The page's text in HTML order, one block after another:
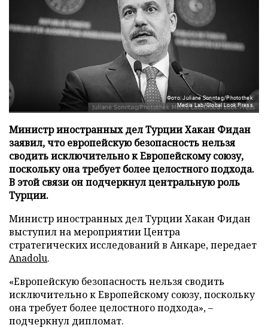
Фото: Juliane Sonntag/Photothek
Media Lab/Global Look Press
Министр иностранных дел Турции Хакан Фидан
заявил, что европейскую безопасность нельзя
сводить исключительно к Европейскому союзу,
поскольку она требует более целостного подхода.
В этой связи он подчеркнул центральную роль
Турции.
Министр иностранных дел Турции Хакан Фидан
выступил на мероприятии Центра
стратегических исследований в Анкаре, передает
Anadolu.
«Европейскую безопасность нельзя сводить
исключительно к Европейскому союзу, поскольку
она требует более целостного подхода», –
подчеркнул дипломат.